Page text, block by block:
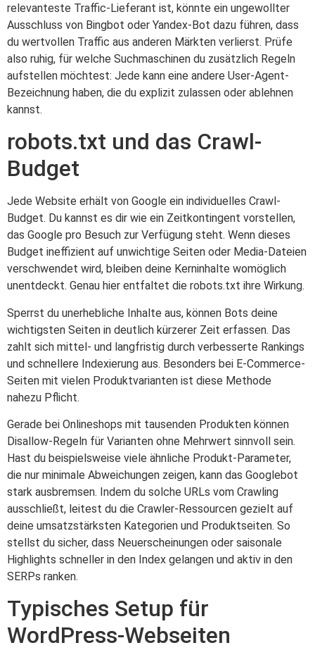
relevanteste Traffic-Lieferant ist, könnte ein ungewollter
Ausschluss von Bingbot oder Yandex-Bot dazu führen, dass
du wertvollen Traffic aus anderen Märkten verlierst. Prüfe
also ruhig, für welche Suchmaschinen du zusätzlich Regeln
aufstellen möchtest: Jede kann eine andere User-Agent-
Bezeichnung haben, die du explizit zulassen oder ablehnen
kannst.
robots.txt und das Crawl-
Budget
Jede Website erhält von Google ein individuelles Crawl-
Budget. Du kannst es dir wie ein Zeitkontingent vorstellen,
das Google pro Besuch zur Verfügung steht. Wenn dieses
Budget ineffizient auf unwichtige Seiten oder Media-Dateien
verschwendet wird, bleiben deine Kerninhalte womöglich
unentdeckt. Genau hier entfaltet die robots.txt ihre Wirkung.
Sperrst du unerhebliche Inhalte aus, können Bots deine
wichtigsten Seiten in deutlich kürzerer Zeit erfassen. Das
zahlt sich mittel- und langfristig durch verbesserte Rankings
und schnellere Indexierung aus. Besonders bei E-Commerce-
Seiten mit vielen Produktvarianten ist diese Methode
nahezu Pflicht.
Gerade bei Onlineshops mit tausenden Produkten können
Disallow-Regeln für Varianten ohne Mehrwert sinnvoll sein.
Hast du beispielsweise viele ähnliche Produkt-Parameter,
die nur minimale Abweichungen zeigen, kann das Googlebot
stark ausbremsen. Indem du solche URLs vom Crawling
ausschließt, leitest du die Crawler-Ressourcen gezielt auf
deine umsatzstärksten Kategorien und Produktseiten. So
stellst du sicher, dass Neuerscheinungen oder saisonale
Highlights schneller in den Index gelangen und aktiv in den
SERPs ranken.
Typisches Setup für
WordPress-Webseiten